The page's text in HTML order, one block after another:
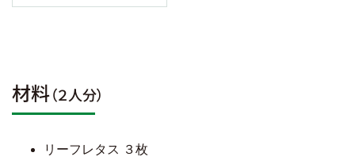
材料（２人分）
リーフレタス ３枚